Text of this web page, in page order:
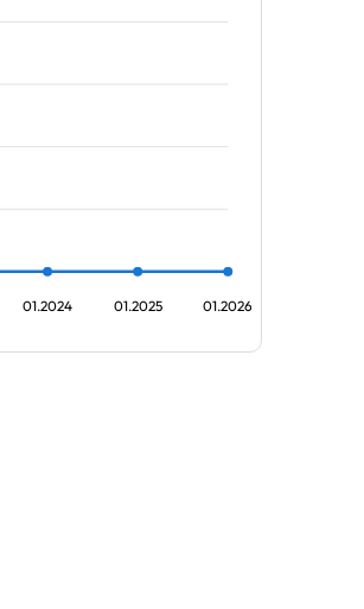
01.2024 01.2025 01.2026